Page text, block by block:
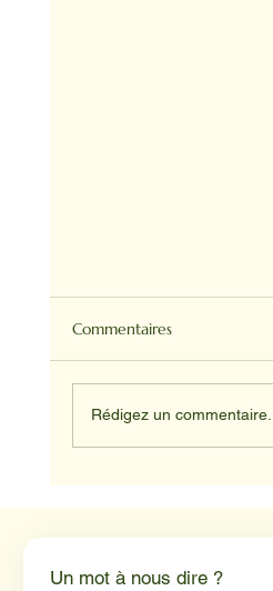
Commentaires
Rédigez un commentaire...
Un mot à nous dire ?